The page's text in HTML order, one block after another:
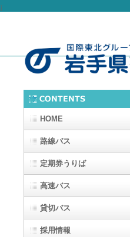
j
HOME
路線バス
定期券うりば
高速バス
貸切バス
採用情報